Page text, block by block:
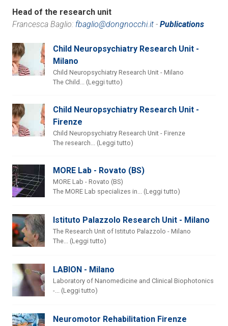
Head of the research unit
Francesca Baglio: fbaglio@dongnocchi.it - Publications
Child Neuropsychiatry Research Unit -
Milano
Child Neuropsychiatry Research Unit - Milano
The Child... (Leggi tutto)
Child Neuropsychiatry Research Unit -
Firenze
Child Neuropsychiatry Research Unit - Firenze
The research... (Leggi tutto)
MORE Lab - Rovato (BS)
MORE Lab - Rovato (BS)
The MORE Lab specializes in... (Leggi tutto)
Istituto Palazzolo Research Unit - Milano
The Research Unit of Istituto Palazzolo - Milano
The... (Leggi tutto)
LABION - Milano
Laboratory of Nanomedicine and Clinical Biophotonics
-... (Leggi tutto)
Neuromotor Rehabilitation Firenze